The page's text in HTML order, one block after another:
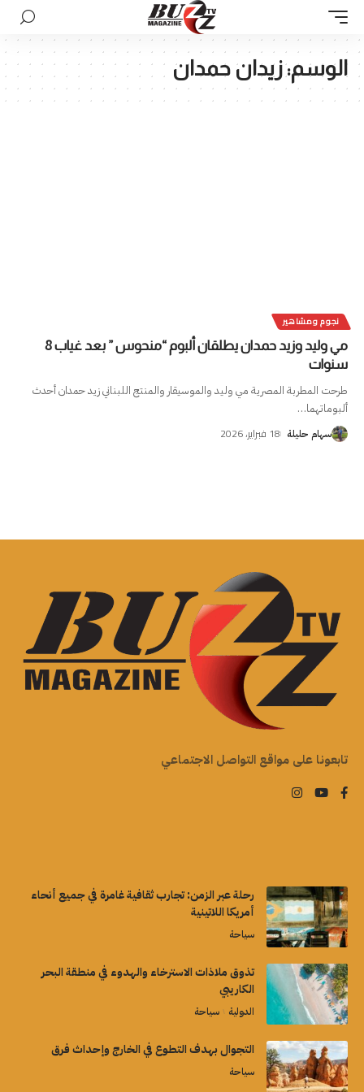
الوسم:زيدان حمدان
نجوم ومشاهير
مي وليد وزيد حمدان يطلقان ألبوم “منحوس ” بعد غياب 8
سنوات
طرحت المطربة المصرية مي وليد والموسيقار والمنتج اللبناني زيد حمدان أحدث
ألبوماتهما…
سهام حليلة 18 فبراير، 2026
تابعونا على مواقع التواصل الاجتماعي
رحلة عبر الزمن: تجارب ثقافية غامرة في جميع أنحاء
أمريكا اللاتينية
سياحة
تذوق ملاذات الاسترخاء والهدوء في منطقة البحر
الكاريبي
الدولية سياحة
التجوال بهدف التطوع في الخارج وإحداث فرق
سياحة